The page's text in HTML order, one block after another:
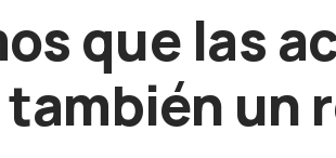
que las
un